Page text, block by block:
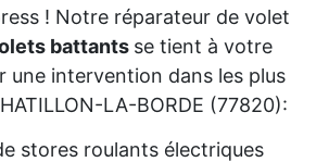
! Notre réparateur de volet
battants se tient à votre
une intervention dans les plus
LA-BORDE (77820):
stores roulants électriques